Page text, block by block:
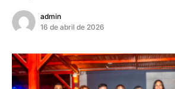
admin
16 de abril de 2026